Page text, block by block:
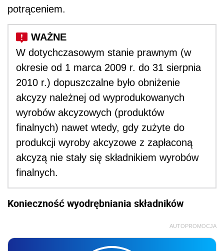
potrąceniem.
W dotychczasowym stanie prawnym (w
okresie od 1 marca 2009 r. do 31 sierpnia
2010 r.) dopuszczalne było obniżenie
akcyzy należnej od wyprodukowanych
wyrobów akcyzowych (produktów
finalnych) nawet wtedy, gdy zużyte do
produkcji wyroby akcyzowe z zapłaconą
akcyzą nie stały się składnikiem wyrobów
finalnych.
Konieczność wyodrębniania składników
AUTOPROMOCJA